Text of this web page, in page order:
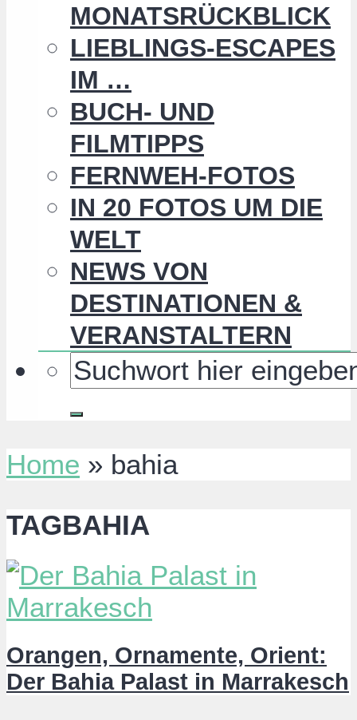
MONATSRÜCKBLICK
LIEBLINGS-ESCAPES
IM …
BUCH- UND
FILMTIPPS
FERNWEH-FOTOS
IN 20 FOTOS UM DIE
WELT
NEWS VON
DESTINATIONEN &
VERANSTALTERN
Home » bahia
TAGBAHIA
Orangen, Ornamente, Orient:
Der Bahia Palast in Marrakesch